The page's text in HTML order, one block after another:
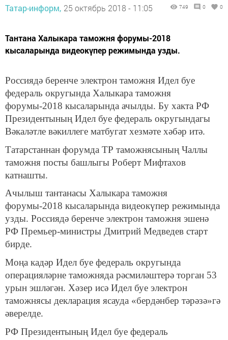
Татар-информ, 25 октябрь 2018 - 11:05 749 0 0
Тантана Халыкара таможня форумы-2018
кысаларында видеокүпер режимында узды.
Россиядә беренче электрон таможня Идел буе
федераль округында Халыкара таможня
форумы-2018 кысаларында ачылды. Бу хакта РФ
Президентының Идел буе федераль округындагы
Вәкаләтле вәкиллеге матбугат хезмәте хәбәр итә.
Татарстаннан форумда ТР таможнясының Чаллы
таможня посты башлыгы Роберт Мифтахов
катнашты.
Ачылыш тантанасы Халыкара таможня
форумы-2018 кысаларында видеокүпер режимында
узды. Россиядә беренче электрон таможня эшенә
РФ Премьер-министры Дмитрий Медведев старт
бирде.
Моңа кадәр Идел буе федераль округында
операцияләрне таможняда рәсмиләштерә торган 53
урын эшләгән. Хәзер исә Идел буе электрон
таможнясы декларация ясауда «бердәнбер тәрәзә»гә
әверелде.
РФ Президентының Идел буе федераль